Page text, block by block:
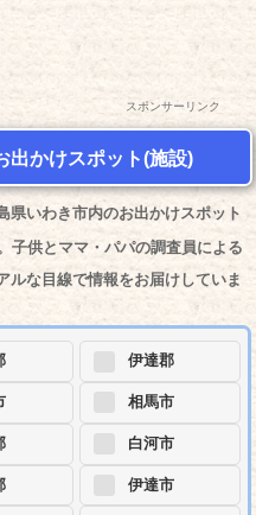
スポンサーリンク
出かけスポット(施設)
県いわき市内のお出かけスポット
子供とママ・パパの調査員による
ルな目線で情報をお届けしていま
伊達郡
相馬市
白河市
伊達市